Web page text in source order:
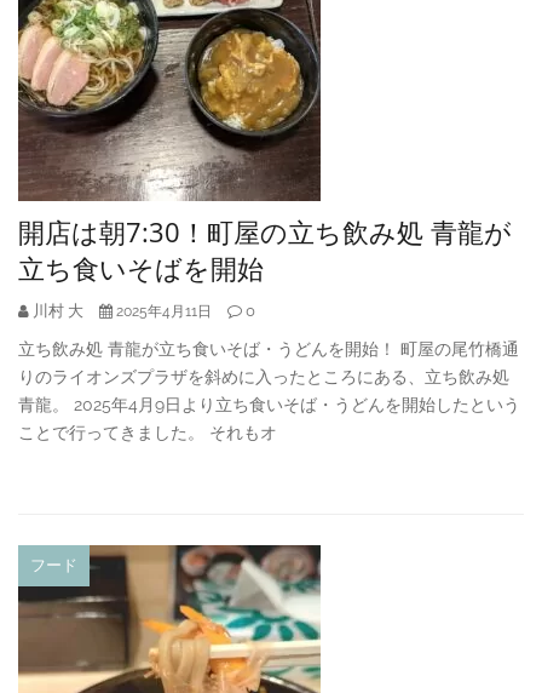
開店は朝7:30！町屋の立ち飲み処 青龍が
立ち食いそばを開始
川村 大 2025年4月11日 0
立ち飲み処 青龍が立ち食いそば・うどんを開始！ 町屋の尾竹橋通
りのライオンズプラザを斜めに入ったところにある、立ち飲み処
青龍。 2025年4月9日より立ち食いそば・うどんを開始したという
ことで行ってきました。 それもオ
フード